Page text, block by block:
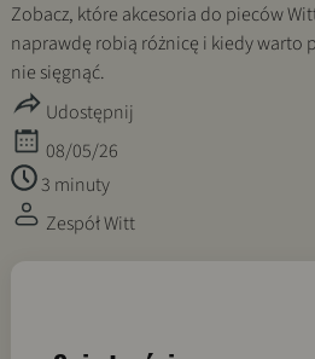
Zobacz, które akcesoria do pieców
naprawdę robią różnicę i kiedy warto
nie sięgnąć.
Udostępnij
08/05/26
3 minuty
Zespół Witt